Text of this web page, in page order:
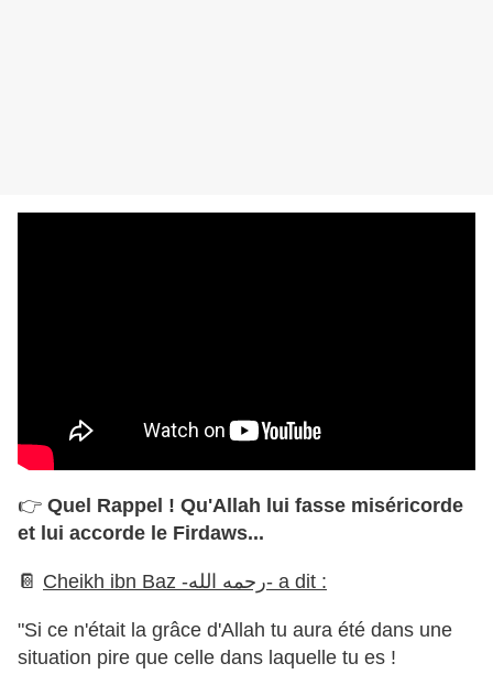
👉 Quel Rappel ! Qu'Allah lui fasse miséricorde
et lui accorde le Firdaws...
📔 Cheikh ibn Baz -رحمه الله- a dit :
"Si ce n'était la grâce d'Allah tu aura été dans une
situation pire que celle dans laquelle tu es !